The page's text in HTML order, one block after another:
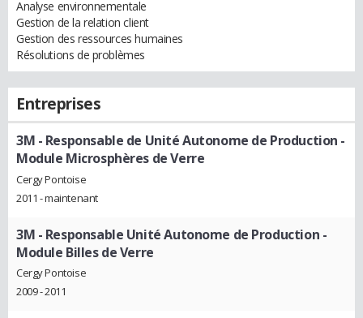
Analyse environnementale
Gestion de la relation client
Gestion des ressources humaines
Résolutions de problèmes
Entreprises
3M - Responsable de Unité Autonome de Production -
Module Microsphères de Verre
Cergy Pontoise
2011 - maintenant
3M - Responsable Unité Autonome de Production -
Module Billes de Verre
Cergy Pontoise
2009 - 2011